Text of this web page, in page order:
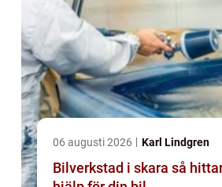
06 augusti 2026 Karl Lindgren
Bilverkstad i skara så hittar du rätt